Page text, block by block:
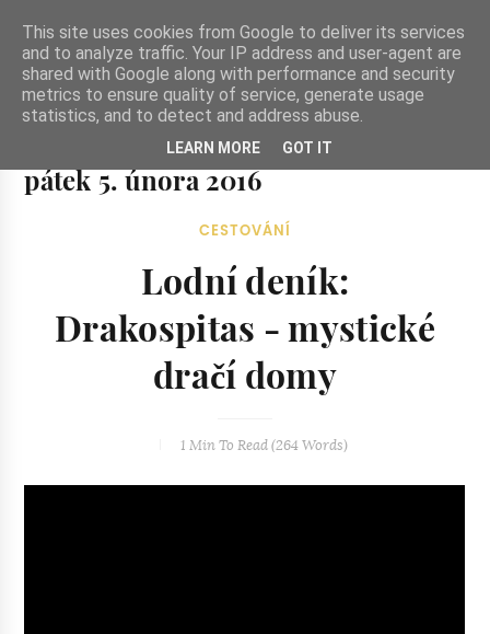
Ze zahrady do kuchyně
Ze zahrady do kuchyně...inspirativní vegetariánské recepty
a skvělé jídlo.
pátek 5. února 2016
CESTOVÁNÍ
Lodní deník:
Drakospitas - mystické
dračí domy
1 MinTo Read (264Words)
This site uses cookies from Google to deliver its services
and to analyze traffic. Your IP address and user-agent are
shared with Google along with performance and security
metrics to ensure quality of service, generate usage
statistics, and to detect and address abuse.
LEARN MORE GOT IT